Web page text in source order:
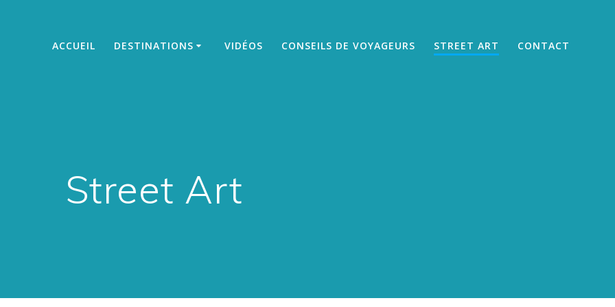
ACCUEIL DESTINATIONS VIDÉOS CONSEILS DE VOYAGEURS STREET ART CONTACT
Street Art